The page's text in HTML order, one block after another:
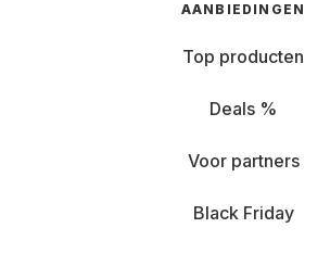
AANBIEDINGEN
Top producten
Deals %
Voor partners
Black Friday